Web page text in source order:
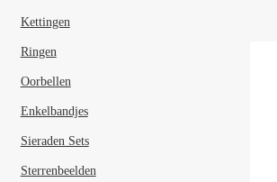
Kettingen
Ringen
Oorbellen
Enkelbandjes
Sieraden Sets
Sterrenbeelden